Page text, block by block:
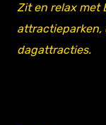
Zit en relax met
attractieparken,
dagattracties.